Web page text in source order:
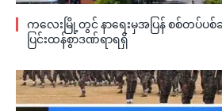
ကလေးမြို့တွင် နာရေးမှအပြန် စစ်တပ်ပ
ပြင်းထန်စွာဒဏ်ရာရရှိ